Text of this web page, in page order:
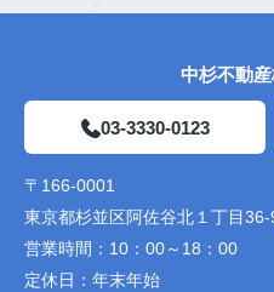
中杉不動
03-3330-0123
〒166-0001
東京都杉並区阿佐谷北１丁目36-
営業時間： 10：00～18：00
定休日： 年末年始